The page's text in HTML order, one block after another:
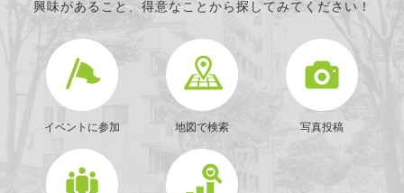
興味があること、得意なことから探してみてください！
イベントに参加 地図で検索 写真投稿